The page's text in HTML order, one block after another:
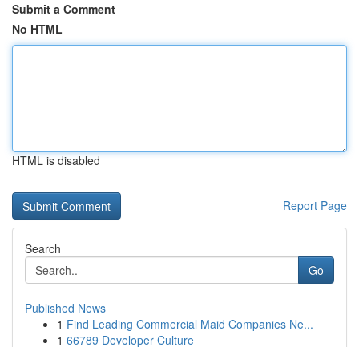
Submit a Comment
No HTML
HTML is disabled
Report Page
Search
Go
Published News
1 Find Leading Commercial Maid Companies Ne...
1 66789 Developer Culture